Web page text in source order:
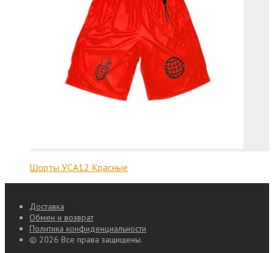
Шорты УСА12 Красные
Доставка
Обмен и возврат
Политика конфиденциальности
© 2026 Все права защищены.